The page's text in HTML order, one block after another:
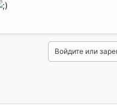
Войдите или